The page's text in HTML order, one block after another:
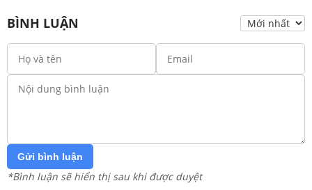
BÌNH LUẬN
Gửi bình luận
*Bình luận sẽ hiển thị sau khi được duyệt